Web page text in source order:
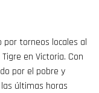
torneos locales al
en Victoria. Con
por el pobre y
últimas horas